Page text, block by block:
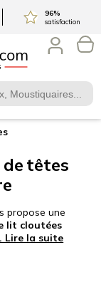
96%
satisfaction
têtes
propose une
lit cloutées
modèles